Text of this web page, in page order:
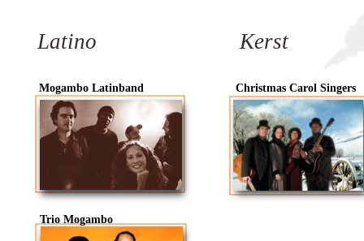
Latino
Mogambo Latinband
Trio Mogambo
Christmas Carol Singers
Kerst